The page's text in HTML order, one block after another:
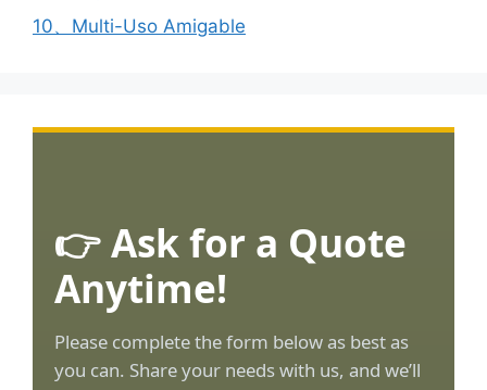
10、Multi-Uso Amigable
👉 Ask for a Quote
Anytime!
Please complete the form below as best as
you can. Share your needs with us, and we’ll